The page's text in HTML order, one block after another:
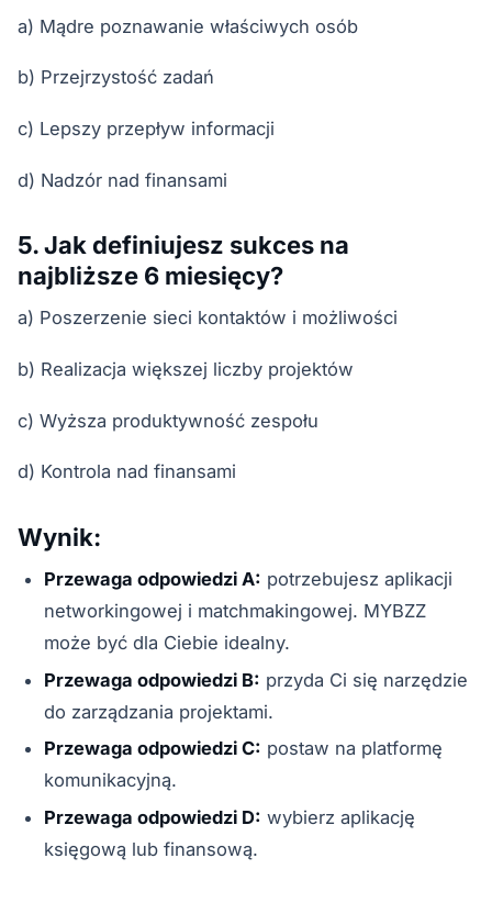
a) Mądre poznawanie właściwych osób
b) Przejrzystość zadań
c) Lepszy przepływ informacji
d) Nadzór nad finansami
5. Jak definiujesz sukces na
najbliższe 6 miesięcy?
a) Poszerzenie sieci kontaktów i możliwości
b) Realizacja większej liczby projektów
c) Wyższa produktywność zespołu
d) Kontrola nad finansami
Wynik:
Przewaga odpowiedzi A: potrzebujesz aplikacji
networkingowej i matchmakingowej. MYBZZ
może być dla Ciebie idealny.
Przewaga odpowiedzi B: przyda Ci się narzędzie
do zarządzania projektami.
Przewaga odpowiedzi C: postaw na platformę
komunikacyjną.
Przewaga odpowiedzi D: wybierz aplikację
księgową lub finansową.